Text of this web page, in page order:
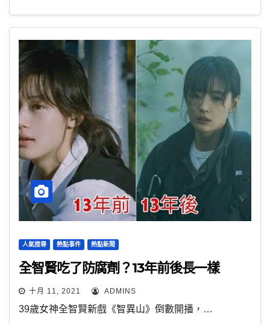
人氣搜尋 熱點事件 熱點新聞
全智賢吃了防腐劑？13年前後長一樣
十月 11, 2021 ADMINS
39歲女神全智賢新戲《智異山》倒數開播，…